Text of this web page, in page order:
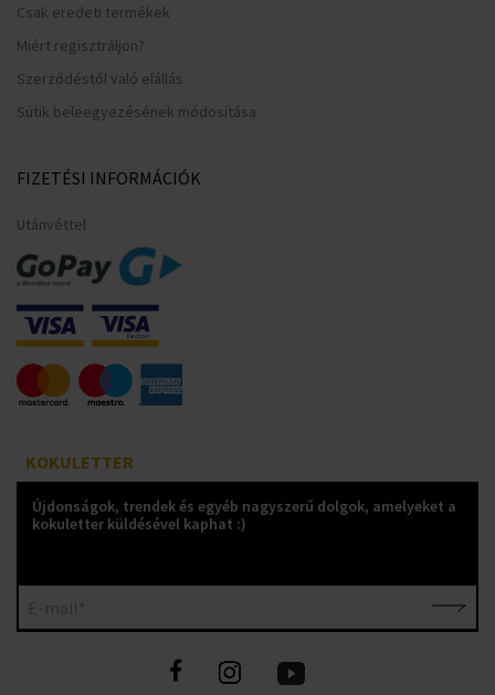
Csak eredeti termékek
Miért regisztráljon?
Szerződéstől való elállás
Sütik beleegyezésének módosítása
FIZETÉSI INFORMÁCIÓK
Utánvéttel
KOKULETTER
Újdonságok, trendek és egyéb nagyszerű dolgok, amelyeket a
kokuletter küldésével kaphat :)